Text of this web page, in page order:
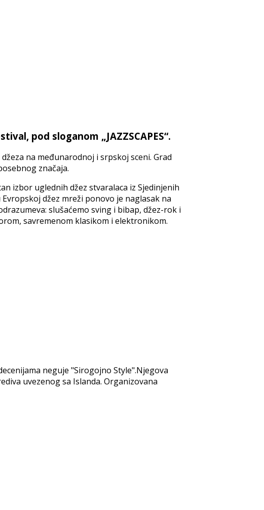
pod sloganom „JAZZSCAPES“.
na međunarodnoj i srpskoj sceni. Grad
značaja.
izbor uglednih džez stvaralaca iz Sjedinjenih
džez mreži ponovo je naglasak na
slušaćemo sving i bibap, džez-rok i
savremenom klasikom i elektronikom.
neguje "Sirogojno Style".Njegova
uvezenog sa Islanda. Organizovana